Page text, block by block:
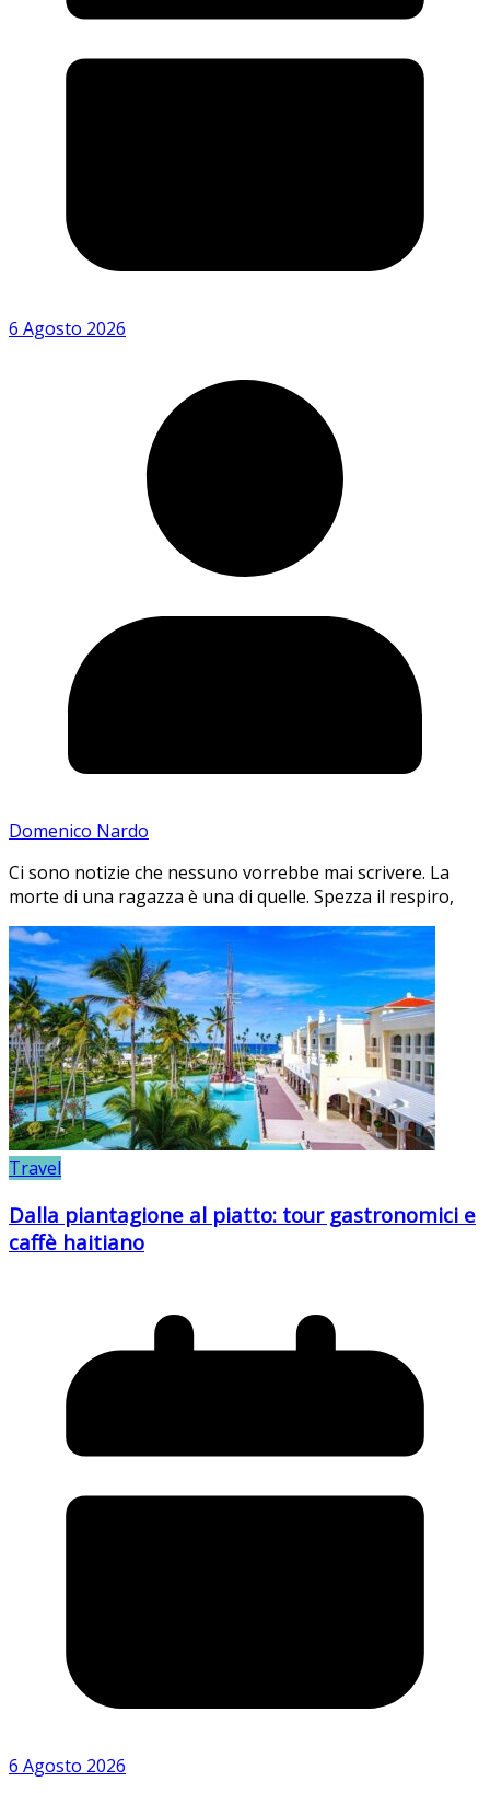
6 Agosto 2026
Domenico Nardo
Ci sono notizie che nessuno vorrebbe mai scrivere. La
morte di una ragazza è una di quelle. Spezza il respiro,
Travel
Dalla piantagione al piatto: tour gastronomici e
caffè haitiano
6 Agosto 2026